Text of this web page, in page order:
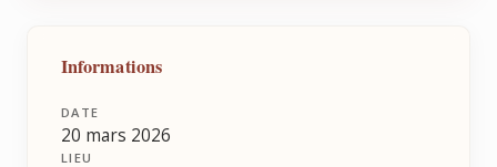
Informations
DATE
20 mars 2026
LIEU